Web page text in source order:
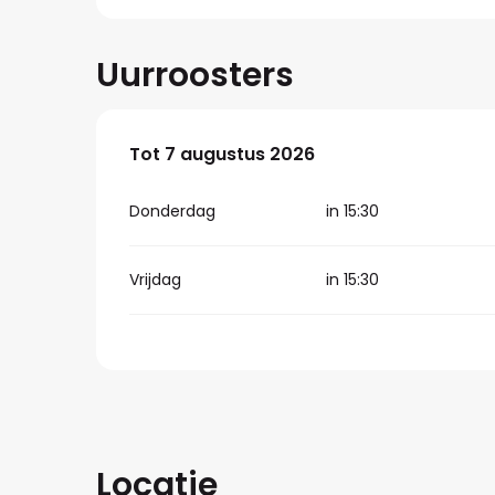
Uurroosters
Vanaf6 augustus 2026
Tot 7 augustus 2026
Donderdag in 15:30
Vrijdag in 15:30
Locatie